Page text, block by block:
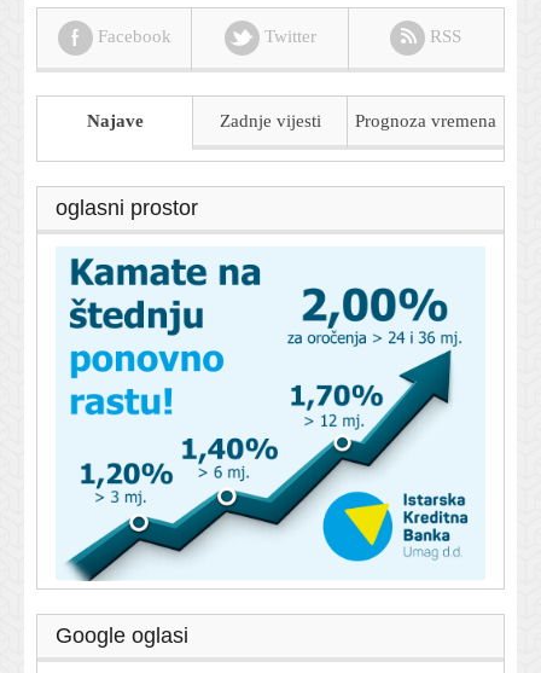
Facebook Twitter RSS
Najave Zadnje vijesti Prognoza vremena
oglasni prostor
Google oglasi